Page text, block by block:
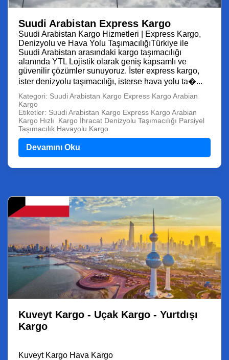
Suudi Arabistan Express Kargo
Suudi Arabistan Kargo Hizmetleri | Express Kargo,
Denizyolu ve Hava Yolu TaşımacılığıTürkiye ile
Suudi Arabistan arasındaki kargo taşımacılığı
alanında YTL Lojistik olarak geniş kapsamlı ve
güvenilir çözümler sunuyoruz. İster express kargo,
ister denizyolu taşımacılığı, isterse hava yolu ta�...
Kategori: Suudi Arabistan Kargo Express Kargo Arabian
Kargo
Etiketler: Suudi Arabistan Kargo Express Kargo Arabian
Kargo Hızlı Kargo İhracat Denizyolu Taşımacılığı Parsiyel
Taşımacılık Havayolu Kargo
Devamını Oku
Kuveyt Kargo - Uçak Kargo - Yurtdışı
Kargo
Kuveyt Kargo Hava Kargo